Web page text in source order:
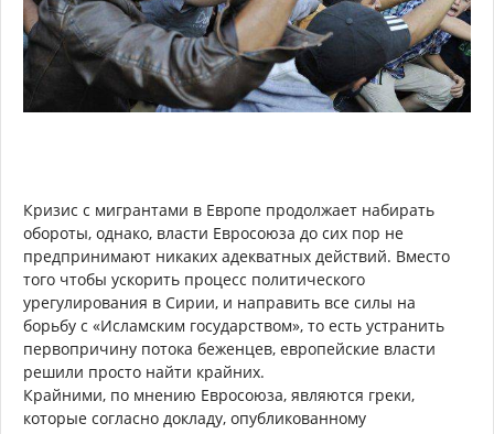
Кризис с мигрантами в Европе продолжает набирать
обороты, однако, власти Евросоюза до сих пор не
предпринимают никаких адекватных действий. Вместо
того чтобы ускорить процесс политического
урегулирования в Сирии, и направить все силы на
борьбу с «Исламским государством», то есть устранить
первопричину потока беженцев, европейские власти
решили просто найти крайних.
Крайними, по мнению Евросоюза, являются греки,
которые согласно докладу, опубликованному